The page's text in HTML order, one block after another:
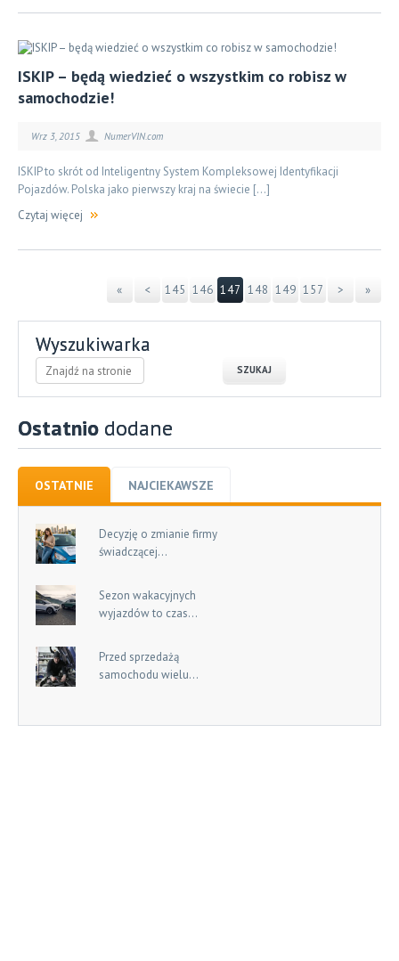
ISKIP – będą wiedzieć o wszystkim co robisz w
samochodzie!
Wrz 3, 2015 NumerVIN.com
ISKIP to skrót od Inteligentny System Kompleksowej Identyfikacji
Pojazdów. Polska jako pierwszy kraj na świecie […]
Czytaj więcej
« < 145 146 147 148 149 157 > »
Wyszukiwarka
Ostatnio dodane
OSTATNIE NAJCIEKAWSZE
Decyzję o zmianie firmy
świadczącej...
Sezon wakacyjnych
wyjazdów to czas...
Przed sprzedażą
samochodu wielu...